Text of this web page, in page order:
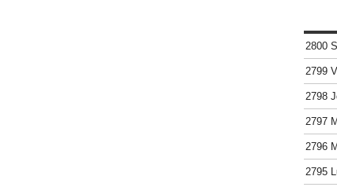
2800
2799
2798
2797
2796
2795